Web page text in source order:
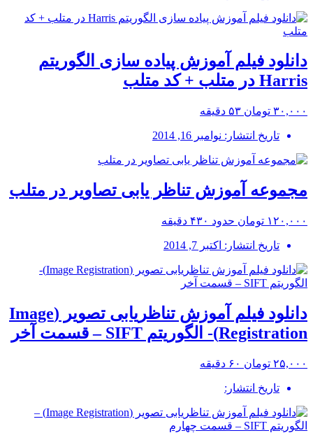
دانلود فیلم آموزش پیاده سازی الگوریتم
Harris در متلب + کد متلب
۳۰,۰۰۰ تومان ۵۳ دقیقه
تاریخ انتشار: نوامبر 16, 2014
مجموعه آموزش تناظر یابی تصاویر در متلب
۱۲۰,۰۰۰ تومان حدود ۴۳۰ دقیقه
تاریخ انتشار: اکتبر 7, 2014
دانلود فیلم آموزش تناظریابی تصویر (Image
Registration)- الگوریتم SIFT – قسمت آخر
۲۵,۰۰۰ تومان ۶۰ دقیقه
تاریخ انتشار: